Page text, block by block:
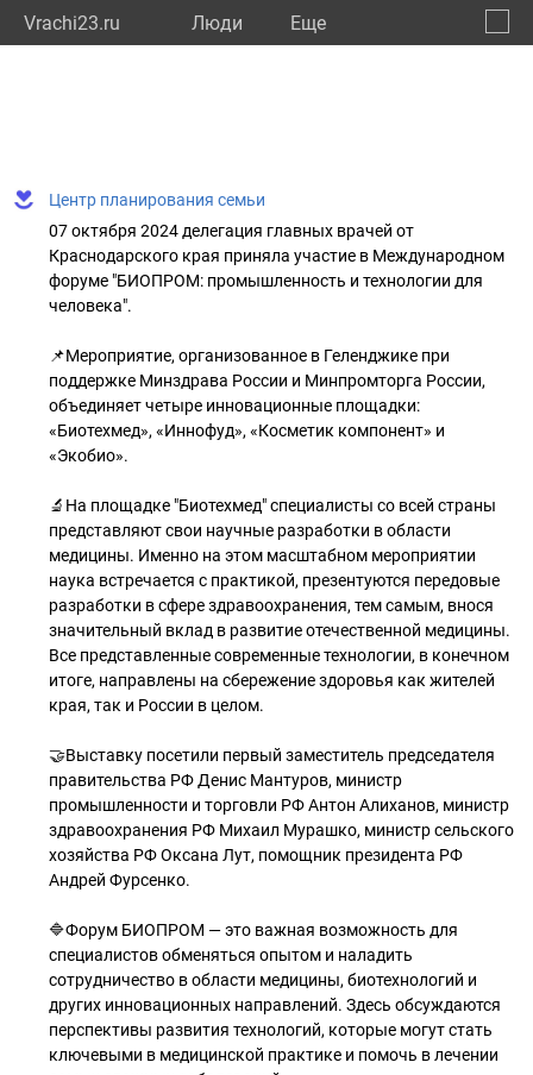
Vrachi23.ru Люди Eще
Центр планирования семьи
07 октября 2024 делегация главных врачей от
Краснодарского края приняла участие в Международном
форуме "БИОПРОМ: промышленность и технологии для
человека".
📌Мероприятие, организованное в Геленджике при
поддержке Минздрава России и Минпромторга России,
объединяет четыре инновационные площадки:
«Биотехмед», «Иннофуд», «Косметик компонент» и
«Экобио».
🔬На площадке "Биотехмед" специалисты со всей страны
представляют свои научные разработки в области
медицины. Именно на этом масштабном мероприятии
наука встречается с практикой, презентуются передовые
разработки в сфере здравоохранения, тем самым, внося
значительный вклад в развитие отечественной медицины.
Все представленные современные технологии, в конечном
итоге, направлены на сбережение здоровья как жителей
края, так и России в целом.
🤝Выставку посетили первый заместитель председателя
правительства РФ Денис Мантуров, министр
промышленности и торговли РФ Антон Алиханов, министр
здравоохранения РФ Михаил Мурашко, министр сельского
хозяйства РФ Оксана Лут, помощник президента РФ
Андрей Фурсенко.
🔷Форум БИОПРОМ — это важная возможность для
специалистов обменяться опытом и наладить
сотрудничество в области медицины, биотехнологий и
других инновационных направлений. Здесь обсуждаются
перспективы развития технологий, которые могут стать
ключевыми в медицинской практике и помочь в лечении